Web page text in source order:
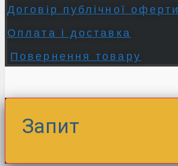
Договір публічної оферти
Оплата і доставка
Повернення товару
Запит